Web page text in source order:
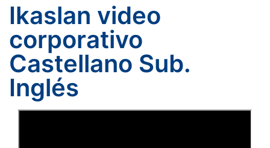
Ikaslan video
corporativo
Castellano Sub.
Inglés